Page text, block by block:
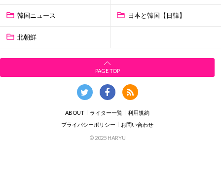
韓国ニュース 日本と韓国【日韓】
北朝鮮
PAGE TOP
ABOUT ライター一覧
利用規約
プライバシーポリシー
お問い合わせ
© 2025 HARYU